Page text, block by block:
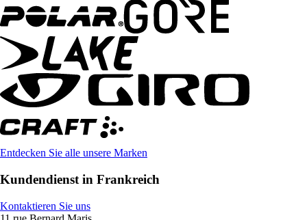
Entdecken Sie alle unsere Marken
Kundendienst in Frankreich
Kontaktieren Sie uns